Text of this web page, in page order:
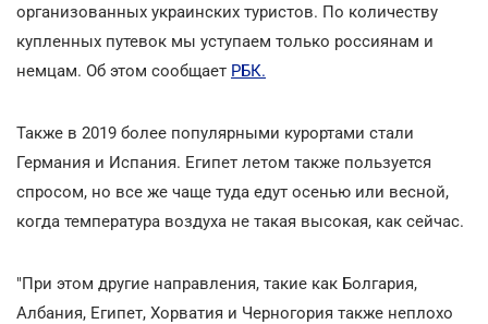
организованных украинских туристов. По количеству
купленных путевок мы уступаем только россиянам и
немцам. Об этом сообщает РБК.
Также в 2019 более популярными курортами стали
Германия и Испания. Египет летом также пользуется
спросом, но все же чаще туда едут осенью или весной,
когда температура воздуха не такая высокая, как сейчас.
"При этом другие направления, такие как Болгария,
Албания, Египет, Хорватия и Черногория также неплохо